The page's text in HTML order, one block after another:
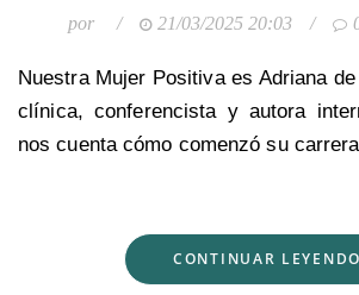
por / 21/03/2025 20:03 /
Nuestra Mujer Positiva es Adriana
clínica, conferencista y autora
nos cuenta cómo comenzó su
CONTINUAR LEYENDO